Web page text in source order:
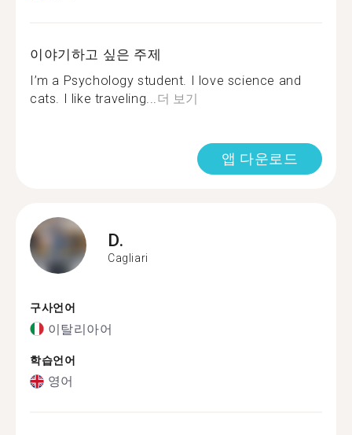
이야기하고 싶은 주제
I’m a Psychology student. I love science and
cats. I like traveling...더 보기
앱 다운로드
D.
Cagliari
구사언어
이탈리아어
학습언어
영어